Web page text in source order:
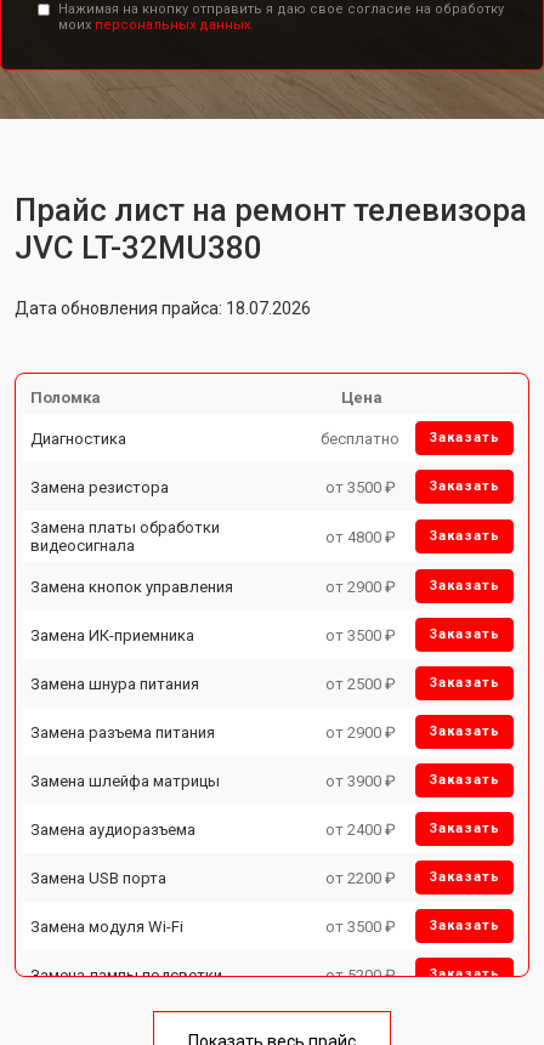
Нажимая на кнопку отправить я даю свое согласие на обработку
моих персональных данных.
Прайс лист на ремонт телевизора
JVC LT-32MU380
Дата обновления прайса: 18.07.2026
Поломка Цена
Диагностика бесплатно Заказать
Замена резистора от 3500 ₽ Заказать
Замена платы обработки
видеосигнала
от 4800 ₽ Заказать
Замена кнопок управления от 2900 ₽ Заказать
Замена ИК-приемника от 3500 ₽ Заказать
Замена шнура питания от 2500 ₽ Заказать
Замена разъема питания от 2900 ₽ Заказать
Замена шлейфа матрицы от 3900 ₽ Заказать
Замена аудиоразъема от 2400 ₽ Заказать
Замена USB порта от 2200 ₽ Заказать
Замена модуля Wi-Fi от 3500 ₽ Заказать
Замена лампы подсветки от 5200 ₽ Заказать